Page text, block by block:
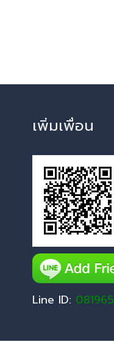
เพิ่มเพื่อน
Line ID: